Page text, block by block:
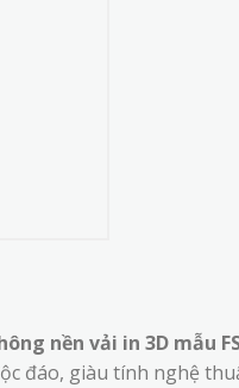
nền vải in 3D mẫu
đáo, giàu tính nghệ